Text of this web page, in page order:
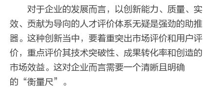
对于企业的发展而言，以创新能力、质量、实
效、贡献为导向的人才评价体系无疑是强劲的助推
器。这种创新当中，要着重突出市场评价和用户评
价，重点评价其技术突破性、成果转化率和创造的
市场效益。这对企业而言需要一个清晰且明确
的“衡量尺”。